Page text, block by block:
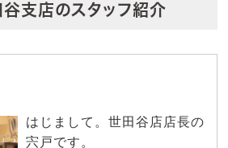
谷支店のスタッフ紹介
はじまして。世田谷店店長の
宍戸です。